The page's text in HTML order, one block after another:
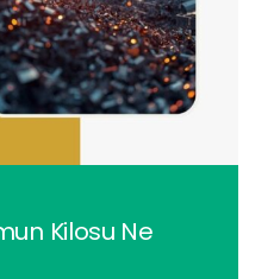
Kilosu Ne